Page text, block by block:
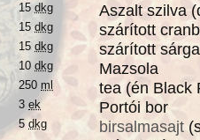
15dkg Aszalt szilva
15dkg szárított
15dkg szárított
10dkg Mazsola
250 ml tea (én Black
3ek Portói bor
5dkg birsalmasajt